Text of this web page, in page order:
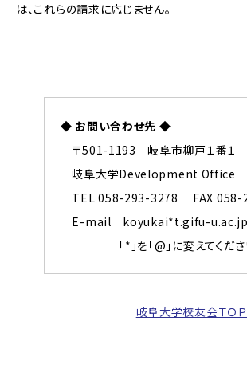
は、これらの請求に応じません。
◆ お問い合わせ先 ◆
〒501-1193 岐阜市柳戸１番１
岐阜大学Development Office
TEL 058-293-3278 FAX 058-
E-mail koyukai*t.gifu-
「*」を「@」に変えてくださ
岐阜大学校友会ＴＯ